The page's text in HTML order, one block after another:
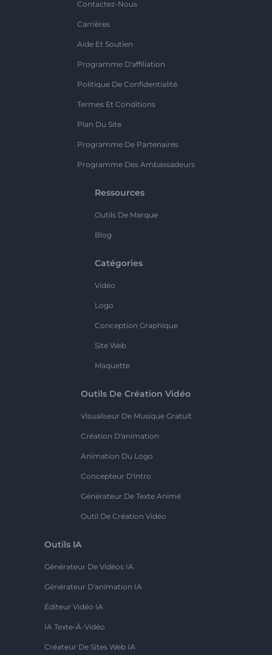
Contactez-Nous
Carrières
Aide Et Soutien
Programme D'affiliation
Politique De Confidentialité
Termes Et Conditions
Plan Du Site
Programme De Partenaires
Programme Des Ambassadeurs
Ressources
Outils De Marque
Blog
Catégories
Vidéo
Logo
Conception Graphique
Site Web
Maquette
Outils De Création Vidéo
Visualiseur De Musique Gratuit
Création D'animation
Animation Du Logo
Concepteur D'intro
Générateur De Texte Animé
Outil De Création Vidéo
Outils IA
Générateur De Vidéos IA
Générateur D'animation IA
Éditeur Vidéo IA
IA Texte-À-Vidéo
Créateur De Sites Web IA